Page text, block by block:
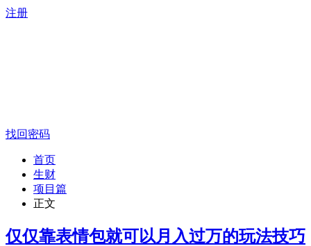
注册
找回密码
首页
生财
项目篇
正文
仅仅靠表情包就可以月入过万的玩法技巧